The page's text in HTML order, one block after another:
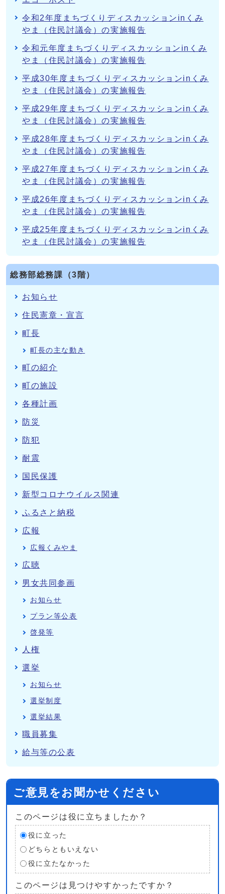
令和2年度まちづくりディスカッションinくみ
やま（住民討議会）の実施報告
令和元年度まちづくりディスカッションinくみ
やま（住民討議会）の実施報告
平成30年度まちづくりディスカッションinくみ
やま（住民討議会）の実施報告
平成29年度まちづくりディスカッションinくみ
やま（住民討議会）の実施報告
平成28年度まちづくりディスカッションinくみ
やま（住民討議会）の実施報告
平成27年度まちづくりディスカッションinくみ
やま（住民討議会）の実施報告
平成26年度まちづくりディスカッションinくみ
やま（住民討議会）の実施報告
平成25年度まちづくりディスカッションinくみ
やま（住民討議会）の実施報告
総務部総務課（3階）
お知らせ
住民憲章・宣言
町長
町長の主な動き
町の紹介
町の施設
各種計画
防災
防犯
耐震
国民保護
新型コロナウイルス関連
ふるさと納税
広報
広報くみやま
広聴
男女共同参画
お知らせ
プラン等公表
啓発等
人権
選挙
お知らせ
選挙制度
選挙結果
職員募集
給与等の公表
ご意見をお聞かせください
このページは役に立ちましたか？
役に立った
どちらともいえない
役に立たなかった
このページは見つけやすかったですか？